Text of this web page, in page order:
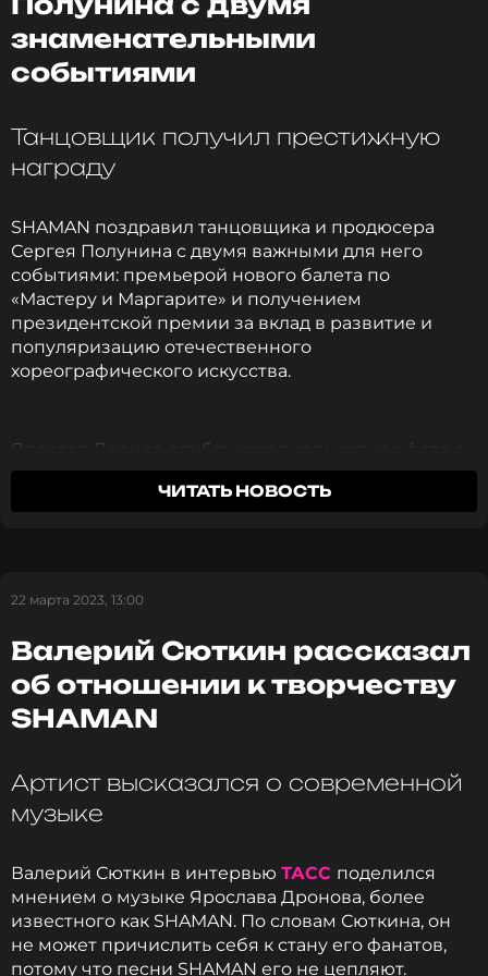
ССЫЛКА
знаменательными
событиями
Танцовщик получил престижную
награду
SHAMAN поздравил танцовщика и продюсера
Сергея Полунина с двумя важными для него
событиями: премьерой нового балета по
«Мастеру и Маргарите» и получением
президентской премии за вклад в развитие и
популяризацию отечественного
хореографического искусства.
Ярослав Дронов опубликовал совместное фото с
Полуниным в личном блоге и поздравил
танцовщика с радостными новостями.
новость!», «От всей души поздравляем с
продюсера и моего товарища Сергея
Полунина два знаменательных события. За
вклад в развитие и популяризацию
искусства сегодня утром Владимир Путин
присвоил Сергею премию Президента
Российской Федерации для молодых
деятелей культуры. А несколько часов назад
ЧИТАТЬ НОВОСТЬ
22 марта 2023, 13:00
Валерий Сюткин рассказал
об отношении к творчеству
SHAMAN
Артист высказался о современной
музыке
Валерий Сюткин в интервью ТАСС поделился
мнением о музыке Ярослава Дронова, более
известного как SHAMAN. По словам Сюткина, он
не может причислить себя к стану его фанатов,
потому что песни SHAMAN его не цепляют.